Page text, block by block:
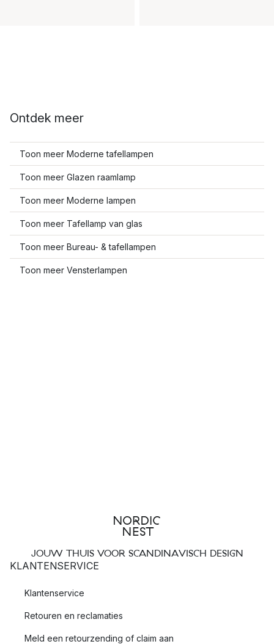
Ontdek meer
Toon meer Moderne tafellampen
Toon meer Glazen raamlamp
Toon meer Moderne lampen
Toon meer Tafellamp van glas
Toon meer Bureau- & tafellampen
Toon meer Vensterlampen
JOUW THUIS VOOR SCANDINAVISCH DESIGN
KLANTENSERVICE
Klantenservice
Retouren en reclamaties
Meld een retourzending of claim aan